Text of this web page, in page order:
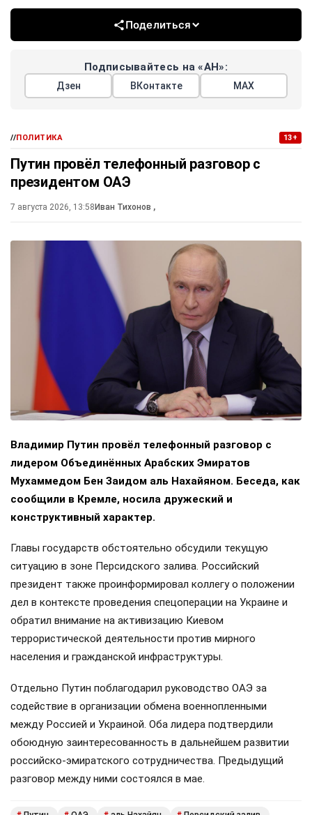
Поделиться
Подписывайтесь на «АН»:
Дзен ВКонтакте МАХ
//ПОЛИТИКА 13+
Путин провёл телефонный разговор с
президентом ОАЭ
7 августа 2026, 13:58 Иван Тихонов ,
Владимир Путин провёл телефонный разговор с
лидером Объединённых Арабских Эмиратов
Мухаммедом Бен Заидом аль Нахайяном. Беседа, как
сообщили в Кремле, носила дружеский и
конструктивный характер.
Главы государств обстоятельно обсудили текущую
ситуацию в зоне Персидского залива. Российский
президент также проинформировал коллегу о положении
дел в контексте проведения спецоперации на Украине и
обратил внимание на активизацию Киевом
террористической деятельности против мирного
населения и гражданской инфраструктуры.
Отдельно Путин поблагодарил руководство ОАЭ за
содействие в организации обмена военнопленными
между Россией и Украиной. Оба лидера подтвердили
обоюдную заинтересованность в дальнейшем развитии
российско-эмиратского сотрудничества. Предыдущий
разговор между ними состоялся в мае.